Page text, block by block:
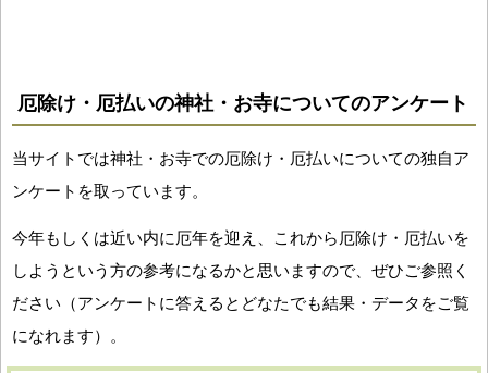
厄除け・厄払いの神社・お寺についてのアンケート
当サイトでは神社・お寺での厄除け・厄払いについての独自ア
ンケートを取っています。
今年もしくは近い内に厄年を迎え、これから厄除け・厄払いを
しようという方の参考になるかと思いますので、ぜひご参照く
ださい（アンケートに答えるとどなたでも結果・データをご覧
になれます）。